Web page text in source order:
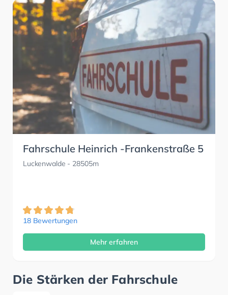
Fahrschule Heinrich -Frankenstraße 5
Luckenwalde - 28505m
18 Bewertungen
Mehr erfahren
Die Stärken der Fahrschule